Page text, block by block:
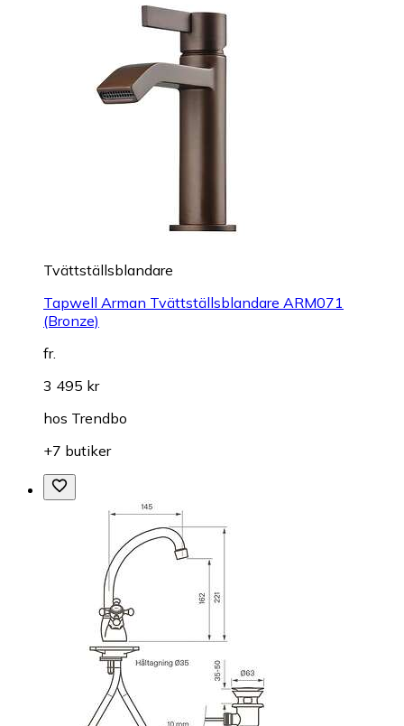
Tvättställsblandare
Tapwell Arman Tvättställsblandare ARM071
(Bronze)
fr.
3 495 kr
hos Trendbo
+7 butiker